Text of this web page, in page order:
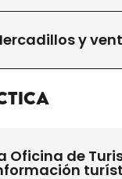
y
Oficina de
?